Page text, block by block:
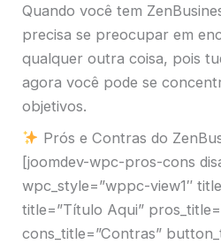
Quando você tem
precisa se preocupar em
qualquer outra coisa, pois
agora você pode se
objetivos.
Prós e Contras do
[joomdev-wpc-pros-cons
wpc_style=”wppc-view1″
title=”Título Aqui”
cons_title=”Contras”